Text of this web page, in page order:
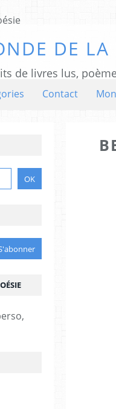
DE LA
de livres lus,
Contact